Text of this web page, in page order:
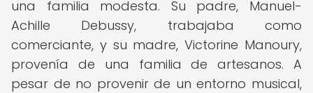
una familia modesta. Su padre, Manuel-
Achille Debussy, trabajaba como
comerciante, y su madre, Victorine Manoury,
provenía de una familia de artesanos. A
pesar de no provenir de un entorno musical,